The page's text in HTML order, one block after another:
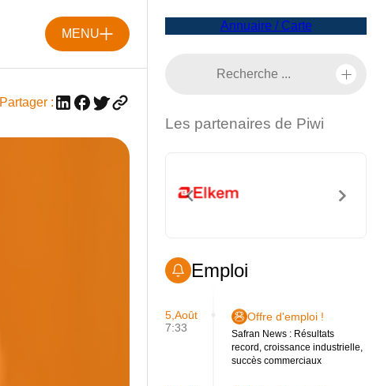
MENU
Partager :
Annuaire / Carte
Les partenaires de Piwi
Emploi
5,Août
7:33
Offre d'emploi !
Safran News : Résultats
record, croissance industrielle,
succès commerciaux